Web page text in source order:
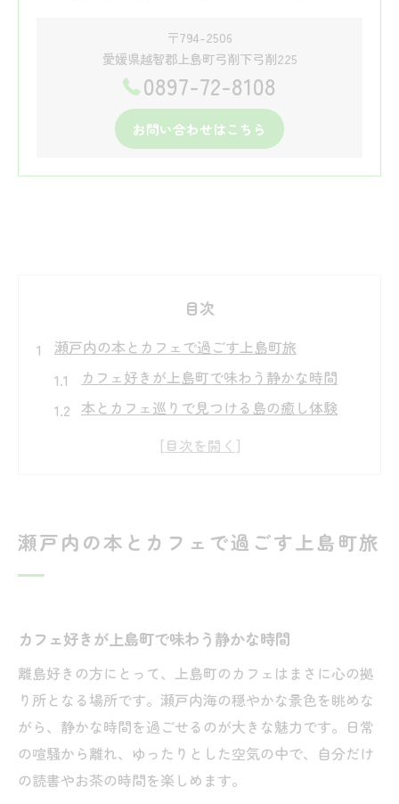
〒794-2506
愛媛県越智郡上島町弓削下弓削225
0897-72-8108
お問い合わせはこちら
目次
瀬戸内の本とカフェで過ごす上島町旅
カフェ好きが上島町で味わう静かな時間
本とカフェ巡りで見つける島の癒し体験
離島で楽しむカフェと読書の贅沢な休日
上島町で味わう癒しのカフェタイム提案
カフェで味わう上島町の地元スイーツ体験
カフェ巡りが叶える島での癒し時間の魅力
上島町カフェで味わう瀬戸内のやすらぎ
本好きが集う離島カフェの魅力発見
カフェ本棚で広がる新しい出会い体験
離島カフェで本好きが楽しむ読書時間
瀬戸内の本とカフェで過ごす上島町旅
カフェ好きが上島町で味わう静かな時間
離島好きの方にとって、上島町のカフェはまさに心の拠
り所となる場所です。瀬戸内海の穏やかな景色を眺めな
がら、静かな時間を過ごせるのが大きな魅力です。日常
の喧騒から離れ、ゆったりとした空気の中で、自分だけ
の読書やお茶の時間を楽しめます。